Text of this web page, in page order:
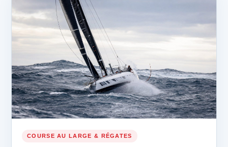
COURSE AU LARGE & RÉGATES